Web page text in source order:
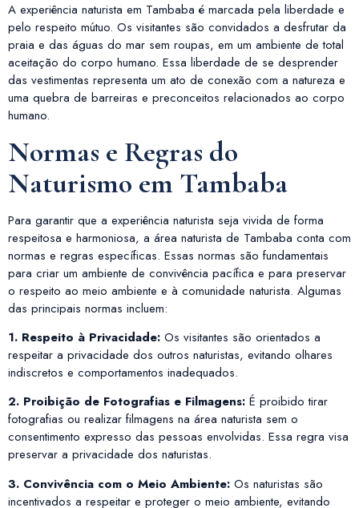
A experiência naturista em Tambaba é marcada pela liberdade e
pelo respeito mútuo. Os visitantes são convidados a desfrutar da
praia e das águas do mar sem roupas, em um ambiente de total
aceitação do corpo humano. Essa liberdade de se desprender
das vestimentas representa um ato de conexão com a natureza e
uma quebra de barreiras e preconceitos relacionados ao corpo
humano.
Normas e Regras do
Naturismo em Tambaba
Para garantir que a experiência naturista seja vivida de forma
respeitosa e harmoniosa, a área naturista de Tambaba conta com
normas e regras específicas. Essas normas são fundamentais
para criar um ambiente de convivência pacífica e para preservar
o respeito ao meio ambiente e à comunidade naturista. Algumas
das principais normas incluem:
1. Respeito à Privacidade: Os visitantes são orientados a
respeitar a privacidade dos outros naturistas, evitando olhares
indiscretos e comportamentos inadequados.
2. Proibição de Fotografias e Filmagens: É proibido tirar
fotografias ou realizar filmagens na área naturista sem o
consentimento expresso das pessoas envolvidas. Essa regra visa
preservar a privacidade dos naturistas.
3. Convivência com o Meio Ambiente: Os naturistas são
incentivados a respeitar e proteger o meio ambiente, evitando